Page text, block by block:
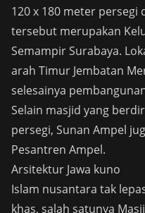
120 x 180 meter persegi
tersebut merupakan
Semampir Surabaya.
arah Timur Jembatan
selesainya
Selain masjid yang
persegi, Sunan Ampel
Pesantren Ampel.
Arsitektur Jawa kuno
Islam nusantara tak
khas, salah satunya